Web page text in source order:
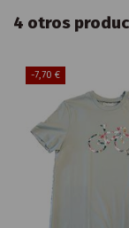
4 otros
-7,70 €